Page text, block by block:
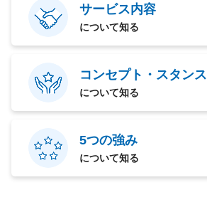
サービス内容
について知る
コンセプト・スタンス
について知る
5つの強み
について知る